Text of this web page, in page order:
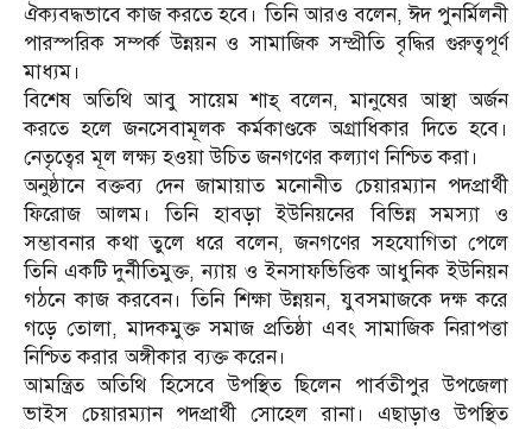
ঐক্যবদ্ধভাবে কাজ করতে হবে। তিনি আরও বলেন, ঈদ পুনর্মিলনী
পারস্পরিক সম্পর্ক উন্নয়ন ও সামাজিক সম্প্রীতি বৃদ্ধির গুরুত্বপূর্ণ
মাধ্যম।
বিশেষ অতিথি আবু সায়েম শাহ্ বলেন, মানুষের আস্থা অর্জন
করতে হলে জনসেবামূলক কর্মকাণ্ডকে অগ্রাধিকার দিতে হবে।
নেতৃত্বের মূল লক্ষ্য হওয়া উচিত জনগণের কল্যাণ নিশ্চিত করা।
অনুষ্ঠানে বক্তব্য দেন জামায়াত মনোনীত চেয়ারম্যান পদপ্রার্থী
ফিরোজ আলম। তিনি হাবড়া ইউনিয়নের বিভিন্ন সমস্যা ও
সম্ভাবনার কথা তুলে ধরে বলেন, জনগণের সহযোগিতা পেলে
তিনি একটি দুর্নীতিমুক্ত, ন্যায় ও ইনসাফভিত্তিক আধুনিক ইউনিয়ন
গঠনে কাজ করবেন। তিনি শিক্ষা উন্নয়ন, যুবসমাজকে দক্ষ করে
গড়ে তোলা, মাদকমুক্ত সমাজ প্রতিষ্ঠা এবং সামাজিক নিরাপত্তা
নিশ্চিত করার অঙ্গীকার ব্যক্ত করেন।
আমন্ত্রিত অতিথি হিসেবে উপস্থিত ছিলেন পার্বতীপুর উপজেলা
ভাইস চেয়ারম্যান পদপ্রার্থী সোহেল রানা। এছাড়াও উপস্থিত